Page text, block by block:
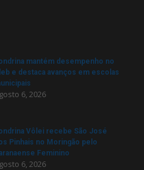
mantém desempenho no
e destaca avanços em escolas
6, 2026
Vôlei recebe São José
Pinhais no Moringão pelo
Feminino
6, 2026